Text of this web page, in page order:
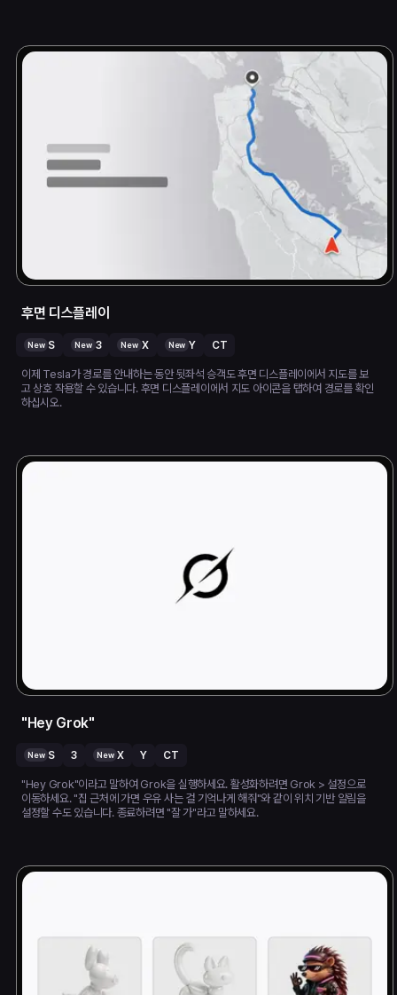
후면 디스플레이
New S New 3 New X New Y CT
이제 Tesla가 경로를 안내하는 동안 뒷좌석 승객도 후면 디스플레이에서 지도를 보
고 상호 작용할 수 있습니다. 후면 디스플레이에서 지도 아이콘을 탭하여 경로를 확인
하십시오.
"Hey Grok"
New S 3 New X Y CT
"Hey Grok"이라고 말하여 Grok을 실행하세요. 활성화하려면 Grok > 설정으로
이동하세요. "집 근처에 가면 우유 사는 걸 기억나게 해줘"와 같이 위치 기반 알림을
설정할 수도 있습니다. 종료하려면 "잘 가"라고 말하세요.